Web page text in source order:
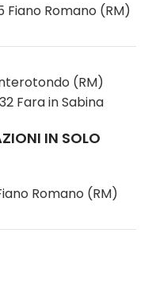
Fiano Romano (RM)
(RM)
Fara in Sabina
IN SOLO
Romano (RM)